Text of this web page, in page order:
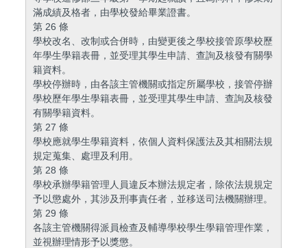
滿成績及格者，由學校發給畢業證書。
第 26 條
學校改名、改制或合併時，由變更後之學校接管原學校歷
年學生學籍表冊，並受理其學生申請、查詢及核發有關學
籍資料。
學校停辦時，由各該主管機關或指定所屬學校，接管停辦
學校歷年學生學籍表冊，並受理其學生申請、查詢及核發
有關學籍資料。
第 27 條
學校應就學生學籍資料，依個人資料保護法及其相關法規
規定蒐集、處理及利用。
第 28 條
學校承辦學籍管理人員違反本辦法規定者，除依法規規定
予以懲處外，其涉及刑事責任者，並移送司法機關辦理。
第 29 條
各該主管機關得派員檢查及輔導學校學生學籍管理作業，
並視辦理情形予以獎懲。